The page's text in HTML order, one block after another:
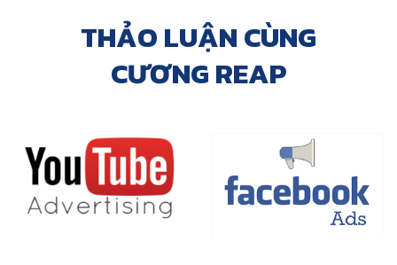
THẢO LUẬN CÙNG
CƯƠNG REAP